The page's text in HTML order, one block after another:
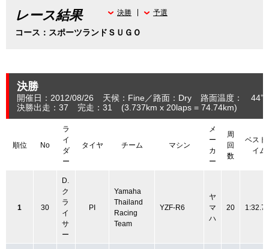
レース結果
コース：スポーツランドＳＵＧＯ
決勝 予選
決勝
開催日：2012/08/26 天候：Fine 路面：Dry
路面温度：
決勝出走：37
完走：31 (3.737km x 20laps = 74.74km)
順位 No
ラ
イ
ダ
ー
タイヤ チーム マシン
メ
ー
カ
ー
周
回
数
ベスト
イム
1 30
D.
ク
ラ
イ
サ
ー
PI
Yamaha
Thailand
Racing
Team
YZF-R6
ヤ
マ
ハ
20